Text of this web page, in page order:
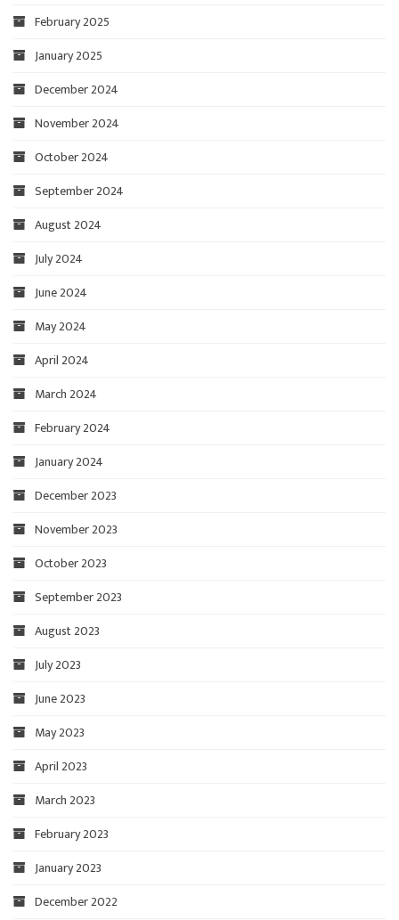
February 2025
January 2025
December 2024
November 2024
October 2024
September 2024
August 2024
July 2024
June 2024
May 2024
April 2024
March 2024
February 2024
January 2024
December 2023
November 2023
October 2023
September 2023
August 2023
July 2023
June 2023
May 2023
April 2023
March 2023
February 2023
January 2023
December 2022